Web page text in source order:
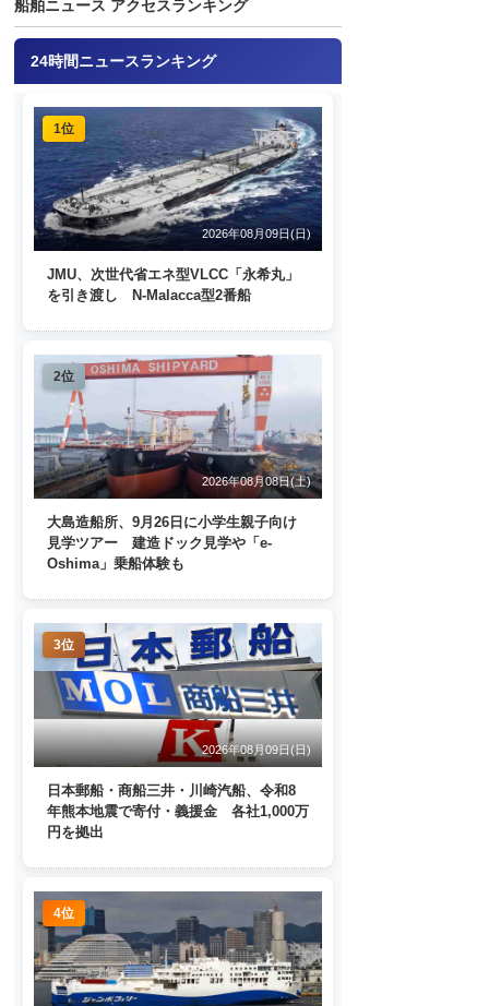
船舶ニュース アクセスランキング
24時間ニュースランキング
1位
2026年08月09日(日)
JMU、次世代省エネ型VLCC「永希丸」
を引き渡し N-Malacca型2番船
2位
2026年08月08日(土)
大島造船所、9月26日に小学生親子向け
見学ツアー 建造ドック見学や「e-
Oshima」乗船体験も
3位
2026年08月09日(日)
日本郵船・商船三井・川崎汽船、令和8
年熊本地震で寄付・義援金 各社1,000万
円を拠出
4位